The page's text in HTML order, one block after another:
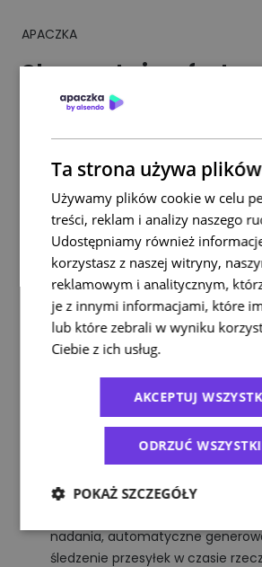
APACZKA
Skorzystaj z oferty
największych firm
kurierskich
Wysyłaj szybciej, taniej i bez
swoje wysyłki i rozwijają sprzedaż.
Co zyskasz dzięki
Wszystkie przesyłki w jednym
przesyłki krajowe i przesyłki
z DHL, DPD, InPost i innymi
Rozwiązania dopasowane do
niezależnie od tego, czy masz
małą lub średnią firmę
– Apaczka rośnie razem z Tobą.
Paczki, palety i niestandardowe
wybór i bezpieczny transport –
Automatyzacja, która oszczędza
nadania, automatyczne
śledzenie przesyłek w czasie
Ta strona używa
Używamy plików cookie w celu
treści, reklam i analizy naszego
Udostępniamy również
korzystasz z naszej witryny,
reklamowym i analitycznym,
je z innymi informacjami, które im
lub które zebrali w wyniku
Ciebie z ich usług.
AKCEPTUJ
ODRZUĆ
POKAŻ SZCZEGÓŁY